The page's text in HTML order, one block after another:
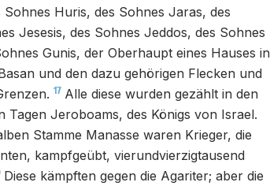
Huris, des Sohnes Jaras, des
Jesesis, des Sohnes Jeddos, des Sohnes
Gunis, der Oberhaupt eines Hauses in
und den dazu gehörigen Flecken und
17 Alle diese wurden gezählt in den
Tagen Jeroboams, des Königs von Israel.
Stamme Manasse waren Krieger, die
kampfgeübt, vierundvierzigtausend
Diese kämpften gegen die Agariter; aber die